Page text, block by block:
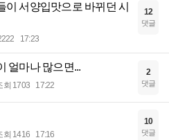
이 서양입맛으로 바뀌던 시
17:23
12
댓글
얼마나 많으면...
회 1703 17:22
2
댓글
회 1416 17:16
10
댓글